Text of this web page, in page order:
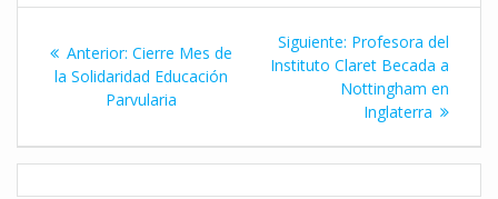
de
entradas
Anterior: Entrada
anterior:
Cierre Mes de
la Solidaridad Educación
Parvularia
Siguiente: Siguiente
entrada:
Profesora del
Instituto Claret Becada a
Nottingham en
Inglaterra